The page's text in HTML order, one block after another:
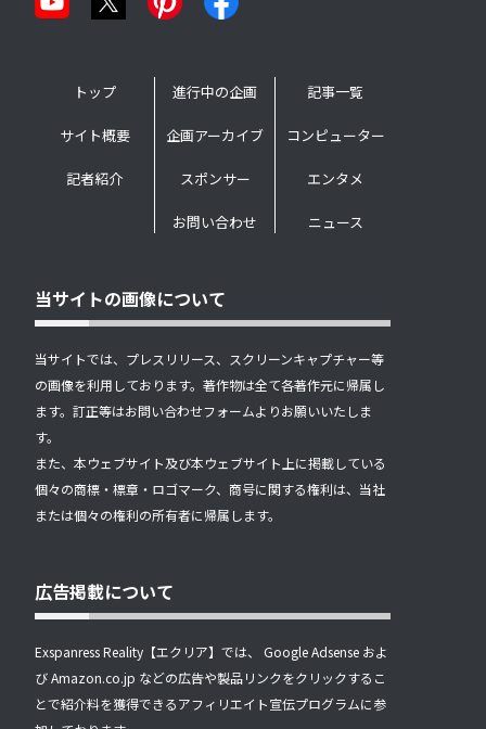
トップ
サイト概要
記者紹介
進行中の企画
企画アーカイブ
スポンサー
お問い合わせ
記事一覧
コンピューター
エンタメ
ニュース
当サイトの画像について
当サイトでは、プレスリリース、スクリーンキャプチャー等
の画像を利用しております。著作物は全て各著作元に帰属し
ます。訂正等はお問い合わせフォームよりお願いいたしま
す。
また、本ウェブサイト及び本ウェブサイト上に掲載している
個々の商標・標章・ロゴマーク、商号に関する権利は、当社
または個々の権利の所有者に帰属します。
広告掲載について
Exspanress Reality【エクリア】では、 Google Adsense およ
び Amazon.co.jp などの広告や製品リンクをクリックするこ
とで紹介料を獲得できるアフィリエイト宣伝プログラムに参